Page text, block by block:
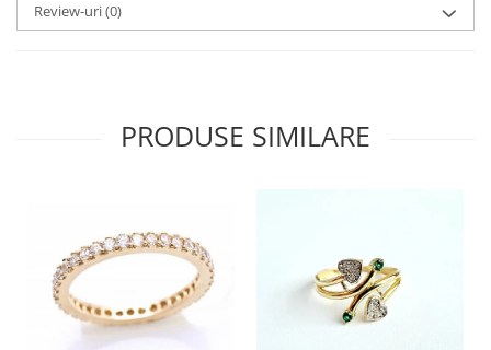
Review-uri(0)
PRODUSE SIMILARE